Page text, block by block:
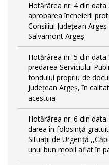
Hotărârea nr. 4 din
aprobarea încheierii
Consiliul Județean
Salvamont Argeș
Hotărârea nr. 5 din
predarea Serviciului
fondului propriu de
Județean Argeș, în
acestuia
Hotărârea nr. 6 din
darea în folosință
Situații de Urgență
unui bun mobil aflat în